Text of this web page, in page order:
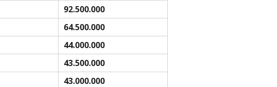
92.500.000
64.500.000
44.000.000
43.500.000
43.000.000